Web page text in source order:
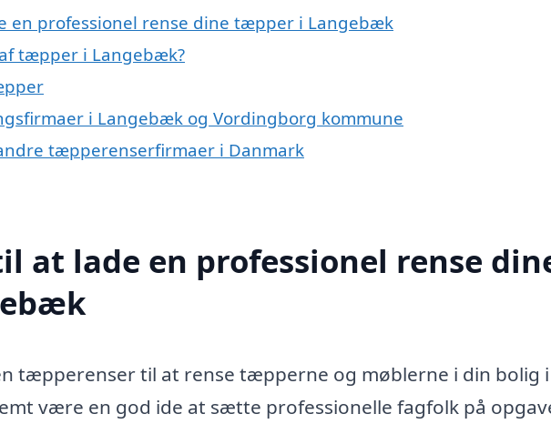
en professionel rense dine tæpper i Langebæk
tæpper i Langebæk?
i Langebæk og Vordingborg kommune
tæpperenserfirmaer i Danmark
at lade en professionel rense
tæpperenser til at rense tæpperne og møblerne i din bolig i
være en god ide at sætte professionelle fagfolk på